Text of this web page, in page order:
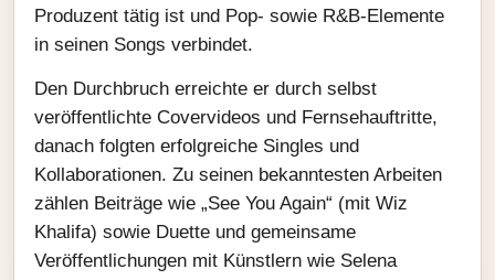
Produzent tätig ist und Pop‑ sowie R&B‑Elemente
in seinen Songs verbindet.
Den Durchbruch erreichte er durch selbst
veröffentlichte Covervideos und Fernsehauftritte,
danach folgten erfolgreiche Singles und
Kollaborationen. Zu seinen bekanntesten Arbeiten
zählen Beiträge wie „See You Again“ (mit Wiz
Khalifa) sowie Duette und gemeinsame
Veröffentlichungen mit Künstlern wie Selena